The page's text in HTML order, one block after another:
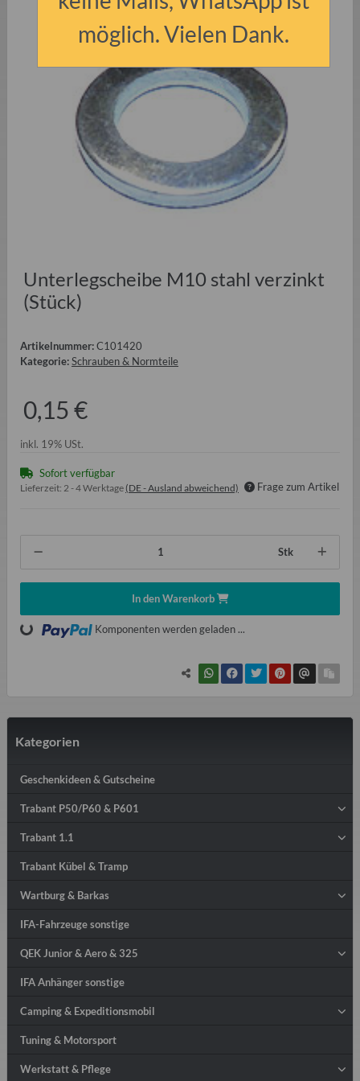
Unterlegscheibe M10 stahl verzinkt
(Stück)
Artikelnummer:C101420
Kategorie:Schrauben & Normteile
0,15 €
inkl. 19% USt.
Sofort verfügbar
Lieferzeit: 2 - 4 Werktage (DE - Ausland abweichend) Frage zum Artikel
Stk
In den Warenkorb
Loading... Komponenten werden geladen ...
Kategorien
Geschenkideen & Gutscheine
Trabant P50/P60 & P601
Trabant 1.1
Trabant Kübel & Tramp
Wartburg & Barkas
IFA-Fahrzeuge sonstige
QEK Junior & Aero & 325
IFA Anhänger sonstige
Camping & Expeditionsmobil
Tuning & Motorsport
Werkstatt & Pflege
möglich. Vielen Dank.